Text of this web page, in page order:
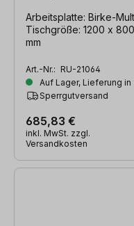
Arbeitsplatte: Birke-
Tischgröße: 1200 x
mm
Art.-Nr.: RU-21064
Auf Lager, Lieferung
Sperrgutversand
685,83 €
inkl. MwSt. zzgl.
Versandkosten